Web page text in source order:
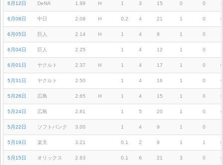
6月12日 DeNA 1.99 H 1 3 15 0 0 2
6月08日 中日 2.08 H 0.2 4 21 1 0 0
6月05日 巨人 2.14 H 1 4 9 1 0
6月04日 巨人 2.25 1 4 12 1 0
6月01日 ヤクルト 2.37 H 1 4 17 1 0 0
5月31日 ヤクルト 2.50 1 4 16 1 0 0
5月26日 広島 2.65 H 1 4 15 1 0 0
5月24日 広島 2.81 1 5 20 1 0 0
5月22日 ソフトバンク 3.00 1 4 9 1 0
5月19日 楽天 3.21 0.1 2 9 1 1 0
5月15日 オリックス 2.63 0.1 6 21 3 0 0